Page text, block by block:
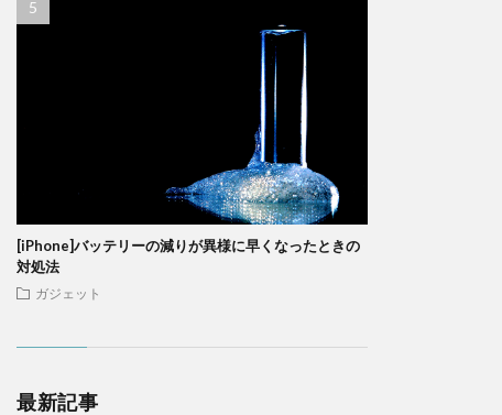
[iPhone]バッテリーの減りが異様に早くなったときの
対処法
ガジェット
最新記事